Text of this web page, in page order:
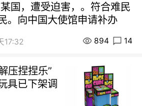
国，遭受迫害，。符合难民
。向中国大使馆申请补办
17:32 894 14
压捏捏乐”
具已下架调